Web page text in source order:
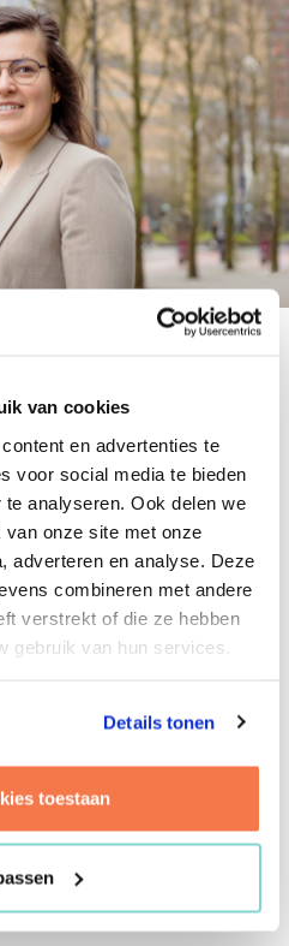
van cookies
en advertenties te
voor social media te bieden
analyseren. Ook delen we
onze site met onze
adverteren en analyse. Deze
combineren met andere
verstrekt of die ze hebben
gebruik van hun services.
Details tonen
toestaan
vis in het water bij
Management
heeft Anouk kennis van
Ze
aan te brengen in
maakt ze gebruik van
vraagstukken te
tot de beste
Anouk is leergierig en
bang om in het diepe te
gaat ze tot de bodem
project.